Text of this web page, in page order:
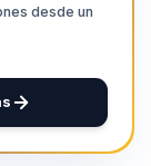
desde un